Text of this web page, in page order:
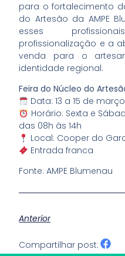
para o fortalecimento
do Artesão da AMPE
esses
profissionalização e a
venda para o
identidade regional.
Feira do Núcleo do
Data: 13 a 15 de
Horário: Sexta e
das 08h às 14h
Local: Cooper do
Entrada franca
Fonte: AMPE Blumenau
Anterior
Compartilhar post: